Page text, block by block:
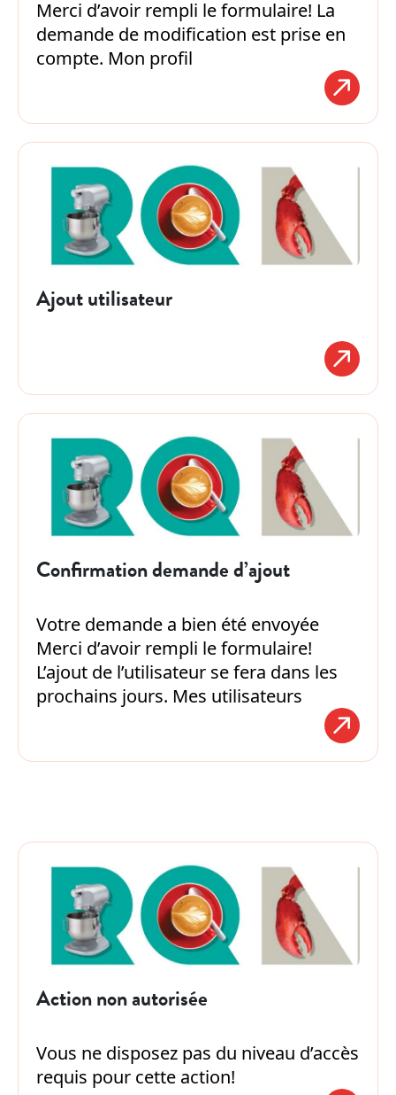
Merci d’avoir rempli le formulaire! La
demande de modification est prise en
compte. Mon profil
Ajout utilisateur
Confirmation demande d’ajout
Votre demande a bien été envoyée
Merci d’avoir rempli le formulaire!
L’ajout de l’utilisateur se fera dans les
prochains jours. Mes utilisateurs
Action non autorisée
Vous ne disposez pas du niveau d’accès
requis pour cette action!